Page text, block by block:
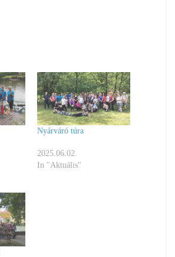
Nyárváró túra
2025.06.02.
In "Aktuális"